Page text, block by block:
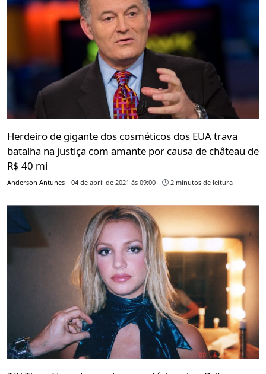
Herdeiro de gigante dos cosméticos dos EUA trava
batalha na justiça com amante por causa de château de
R$ 40 mi
Anderson Antunes 04 de abril de 2021 às 09:00 2 minutos de leitura